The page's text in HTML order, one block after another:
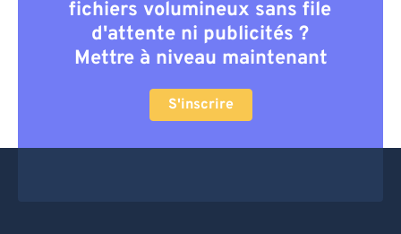
fichiers volumineux sans file
d'attente ni publicités ?
Mettre à niveau maintenant
S'inscrire